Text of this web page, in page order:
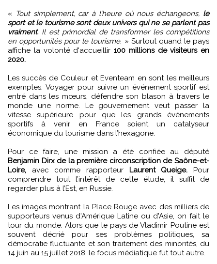
« Tout simplement, car à l’heure où nous échangeons, le
sport et le tourisme sont deux univers qui ne se parlent pas
vraiment. Il est primordial de transformer les compétitions
en opportunités pour le tourisme. » Surtout quand le pays
affiche la volonté d'accueillir 100 millions de visiteurs en
2020.
Les succès de Couleur et Eventeam en sont les meilleurs
exemples. Voyager pour suivre un événement sportif est
entré dans les mœurs, défendre son blason à travers le
monde une norme. Le gouvernement veut passer la
vitesse supérieure pour que les grands événements
sportifs à venir en France soient un catalyseur
économique du tourisme dans l’hexagone.
Pour ce faire, une mission a été confiée au député
Benjamin Dirx de la première circonscription de Saône-et-
Loire, avec comme rapporteur Laurent Queige. Pour
comprendre tout l’intérêt de cette étude, il suffit de
regarder plus à l’Est, en Russie.
Les images montrant la Place Rouge avec des milliers de
supporteurs venus d'Amérique Latine ou d'Asie, on fait le
tour du monde. Alors que le pays de Vladimir Poutine est
souvent décrié pour ses problèmes politiques, sa
démocratie fluctuante et son traitement des minorités, du
14 juin au 15 juillet 2018, le focus médiatique fut tout autre.